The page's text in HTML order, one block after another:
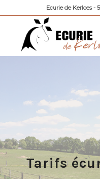
Ecurie de Kerloes -
Tarifs